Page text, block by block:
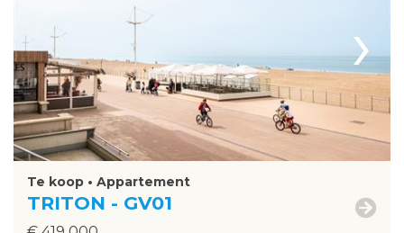
›
Te koop • Appartement
TRITON - GV01